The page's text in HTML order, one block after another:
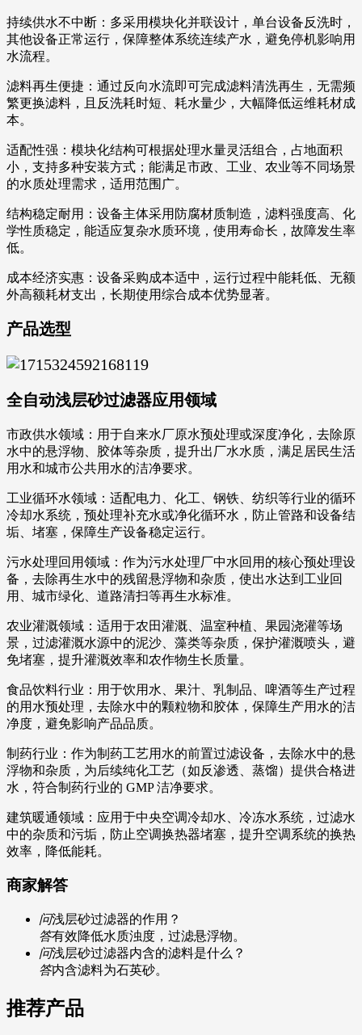
持续供水不中断：多采用模块化并联设计，单台设备反洗时，
其他设备正常运行，保障整体系统连续产水，避免停机影响用
水流程。
滤料再生便捷：通过反向水流即可完成滤料清洗再生，无需频
繁更换滤料，且反洗耗时短、耗水量少，大幅降低运维耗材成
本。
适配性强：模块化结构可根据处理水量灵活组合，占地面积
小，支持多种安装方式；能满足市政、工业、农业等不同场景
的水质处理需求，适用范围广。
结构稳定耐用：设备主体采用防腐材质制造，滤料强度高、化
学性质稳定，能适应复杂水质环境，使用寿命长，故障发生率
低。
成本经济实惠：设备采购成本适中，运行过程中能耗低、无额
外高额耗材支出，长期使用综合成本优势显著。
产品选型
全自动浅层砂过滤器应用领域
市政供水领域：用于自来水厂原水预处理或深度净化，去除原
水中的悬浮物、胶体等杂质，提升出厂水水质，满足居民生活
用水和城市公共用水的洁净要求。
工业循环水领域：适配电力、化工、钢铁、纺织等行业的循环
冷却水系统，预处理补充水或净化循环水，防止管路和设备结
垢、堵塞，保障生产设备稳定运行。
污水处理回用领域：作为污水处理厂中水回用的核心预处理设
备，去除再生水中的残留悬浮物和杂质，使出水达到工业回
用、城市绿化、道路清扫等再生水标准。
农业灌溉领域：适用于农田灌溉、温室种植、果园浇灌等场
景，过滤灌溉水源中的泥沙、藻类等杂质，保护灌溉喷头，避
免堵塞，提升灌溉效率和农作物生长质量。
食品饮料行业：用于饮用水、果汁、乳制品、啤酒等生产过程
的用水预处理，去除水中的颗粒物和胶体，保障生产用水的洁
净度，避免影响产品品质。
制药行业：作为制药工艺用水的前置过滤设备，去除水中的悬
浮物和杂质，为后续纯化工艺（如反渗透、蒸馏）提供合格进
水，符合制药行业的 GMP 洁净要求。
建筑暖通领域：应用于中央空调冷却水、冷冻水系统，过滤水
中的杂质和污垢，防止空调换热器堵塞，提升空调系统的换热
效率，降低能耗。
商家解答
问浅层砂过滤器的作用？
答有效降低水质浊度，过滤悬浮物。
问浅层砂过滤器内含的滤料是什么？
答内含滤料为石英砂。
推荐产品